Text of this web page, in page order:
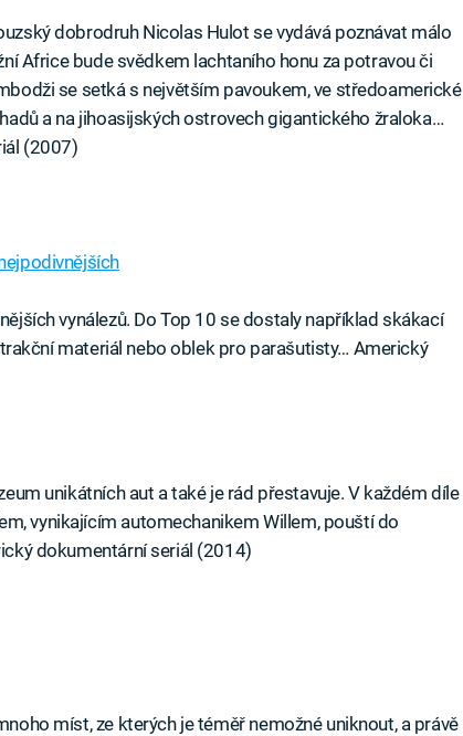
dobrodruh Nicolas Hulot se vydává poznávat málo
Africe bude svědkem lachtaního honu za potravou či
se setká s největším pavoukem, ve středoamerické
a na jihoasijských ostrovech gigantického žraloka…
(2007)
vynálezů. Do Top 10 se dostaly například skákací
materiál nebo oblek pro parašutisty… Americký
unikátních aut a také je rád přestavuje. V každém díle
vynikajícím automechanikem Willem, pouští do
dokumentární seriál (2014)
míst, ze kterých je téměř nemožné uniknout, a právě